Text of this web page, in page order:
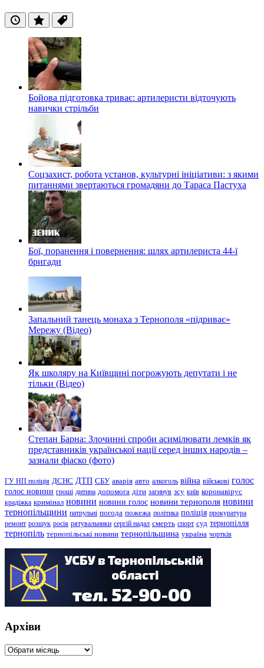
ОстанніПопулярні
Теги
Бойова підготовка триває: артилеристи відточують
навички стрільби
Соцзахист, робота установ, культурні ініціативи: з якими
питаннями звертаються громадяни до Тараса Пастуха
Бої, поранення і повернення: шлях артилериста 44-ї
бригади
Запальний танець монаха з Тернополя «підриває»
Мережу (Відео)
Як школяру на Київщині погрожують депутати і не
тільки (Відео)
Степан Барна: Злочинні спроби асимілювати лемків як
представників української нації серед інших народів –
зазнали фіаско (фото)
ГУ НП поліція ДСНС ДТП СБУ аварія авто алкоголь війна військові голос
голос новини гроші дитина допомога діти загинув зсу київ коронавірус
крадіжка кримінал новини новини голос новини тернополя новини
тернопільщини патрульні погода пожежа політика поліція прокуратура
ремонт розшук росія рятувальники сергій надал смерть спорт суд тернопілля
тернопіль тернопільські новини тернопільщина україна чортків
Архіви
Архіви